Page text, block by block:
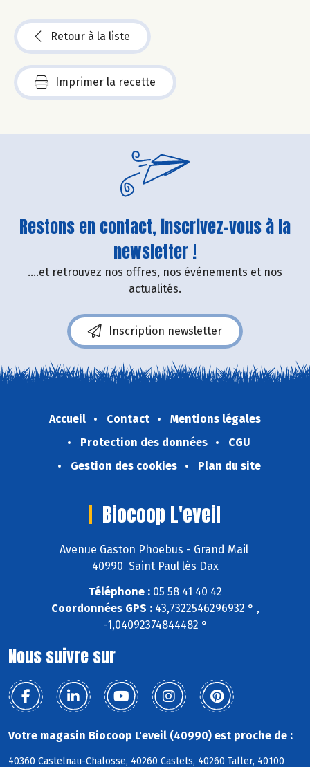
Retour à la liste
Imprimer la recette
Restons en contact, inscrivez-vous à la
newsletter !
....et retrouvez nos offres, nos événements et nos
actualités.
Inscription newsletter
Accueil Contact
Mentions légales
Protection des données
CGU
Gestion des cookies
Plan du site
Biocoop L'eveil
Avenue Gaston Phoebus - Grand Mail
40990 Saint Paul lès Dax
Téléphone :05 58 41 40 42
Coordonnées GPS :43,7322546296932 ° ,
-1,04092374844482 °
Nous suivre sur
Votre magasin Biocoop L'eveil (40990) est proche de :
40360 Castelnau-Chalosse, 40260 Castets, 40260 Taller, 40100